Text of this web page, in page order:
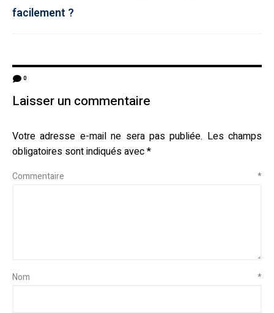
facilement ?
0
Laisser un commentaire
Votre adresse e-mail ne sera pas publiée. Les champs
obligatoires sont indiqués avec*
Commentaire *
Nom *